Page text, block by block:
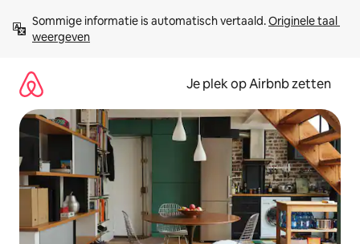
direct
naar
Sommige informatie is automatisch vertaald. Originele taal
weergeven
Je plek op Airbnb zetten